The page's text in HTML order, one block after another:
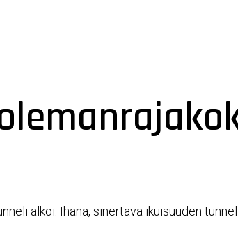
alkoi. Ihana, sinertävä ikuisuuden